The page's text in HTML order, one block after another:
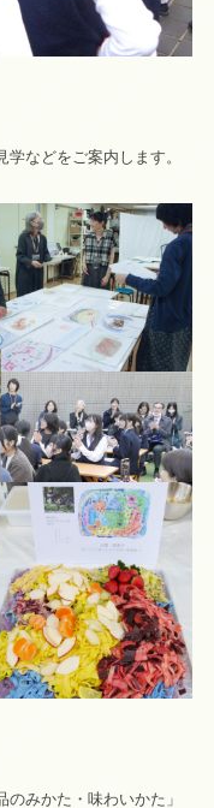
などをご案内します。
みかた・味わいかた」